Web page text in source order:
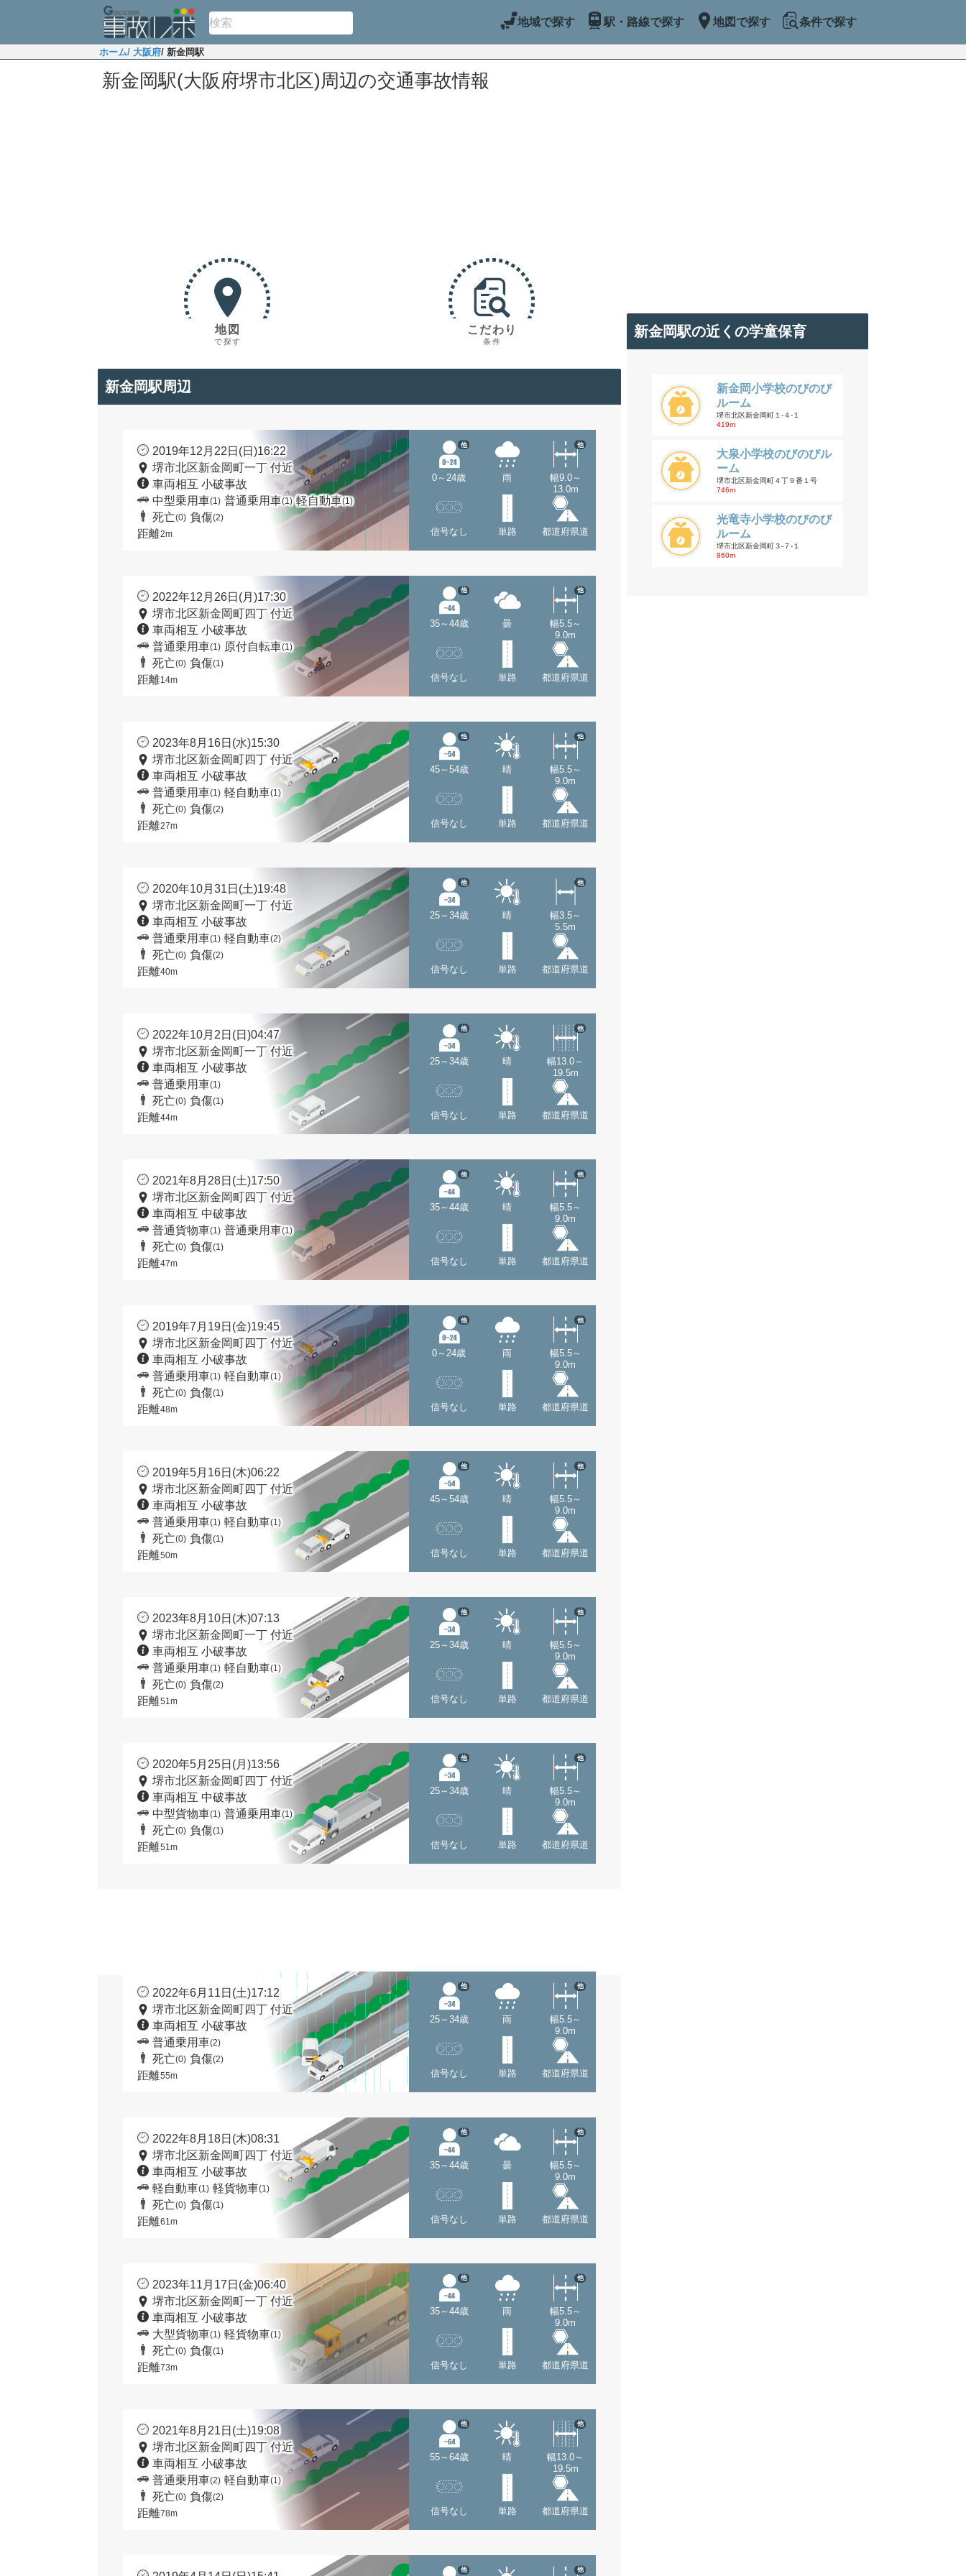
地域で探す 駅・路線で探す 地図で探す 条件で探す
ホーム/ 大阪府/ 新金岡駅
新金岡駅(大阪府堺市北区)周辺の交通事故情報
地図
で探す
こだわり
条件
新金岡駅周辺
2019年12月22日(日)16:22
堺市北区新金岡町一丁 付近
車両相互 小破事故
中型乗用車(1) 普通乗用車(1) 軽自動車(1)
死亡(0) 負傷(2)
距離2m
0～24歳
他
雨
幅9.0～
13.0m
他
信号なし 単路 都道府県道
2022年12月26日(月)17:30
堺市北区新金岡町四丁 付近
車両相互 小破事故
普通乗用車(1) 原付自転車(1)
死亡(0) 負傷(1)
距離14m
35～44歳
他
曇
幅5.5～
9.0m
他
信号なし 単路 都道府県道
2023年8月16日(水)15:30
堺市北区新金岡町四丁 付近
車両相互 小破事故
普通乗用車(1) 軽自動車(1)
死亡(0) 負傷(2)
距離27m
45～54歳
他
晴
幅5.5～
9.0m
他
信号なし 単路 都道府県道
2020年10月31日(土)19:48
堺市北区新金岡町一丁 付近
車両相互 小破事故
普通乗用車(1) 軽自動車(2)
死亡(0) 負傷(2)
距離40m
25～34歳
他
晴
幅3.5～
5.5m
他
信号なし 単路 都道府県道
2022年10月2日(日)04:47
堺市北区新金岡町一丁 付近
車両相互 小破事故
普通乗用車(1)
死亡(0) 負傷(1)
距離44m
25～34歳
他
晴
幅13.0～
19.5m
他
信号なし 単路 都道府県道
2021年8月28日(土)17:50
堺市北区新金岡町四丁 付近
車両相互 中破事故
普通貨物車(1) 普通乗用車(1)
死亡(0) 負傷(1)
距離47m
35～44歳
他
晴
幅5.5～
9.0m
他
信号なし 単路 都道府県道
2019年7月19日(金)19:45
堺市北区新金岡町四丁 付近
車両相互 小破事故
普通乗用車(1) 軽自動車(1)
死亡(0) 負傷(1)
距離48m
0～24歳
他
雨
幅5.5～
9.0m
他
信号なし 単路 都道府県道
2019年5月16日(木)06:22
堺市北区新金岡町四丁 付近
車両相互 小破事故
普通乗用車(1) 軽自動車(1)
死亡(0) 負傷(1)
距離50m
45～54歳
他
晴
幅5.5～
9.0m
他
信号なし 単路 都道府県道
2023年8月10日(木)07:13
堺市北区新金岡町一丁 付近
車両相互 小破事故
普通乗用車(1) 軽自動車(1)
死亡(0) 負傷(2)
距離51m
25～34歳
他
晴
幅5.5～
9.0m
他
信号なし 単路 都道府県道
2020年5月25日(月)13:56
堺市北区新金岡町四丁 付近
車両相互 中破事故
中型貨物車(1) 普通乗用車(1)
死亡(0) 負傷(1)
距離51m
25～34歳
他
晴
幅5.5～
9.0m
他
信号なし 単路 都道府県道
2022年6月11日(土)17:12
堺市北区新金岡町四丁 付近
車両相互 小破事故
普通乗用車(2)
死亡(0) 負傷(2)
距離55m
25～34歳
他
雨
幅5.5～
9.0m
他
信号なし 単路 都道府県道
2022年8月18日(木)08:31
堺市北区新金岡町四丁 付近
車両相互 小破事故
軽自動車(1) 軽貨物車(1)
死亡(0) 負傷(1)
距離61m
35～44歳
他
曇
幅5.5～
9.0m
他
信号なし 単路 都道府県道
2023年11月17日(金)06:40
堺市北区新金岡町一丁 付近
車両相互 小破事故
大型貨物車(1) 軽貨物車(1)
死亡(0) 負傷(1)
距離73m
35～44歳
他
雨
幅5.5～
9.0m
他
信号なし 単路 都道府県道
2021年8月21日(土)19:08
堺市北区新金岡町四丁 付近
車両相互 小破事故
普通乗用車(2) 軽自動車(1)
死亡(0) 負傷(2)
距離78m
55～64歳
他
晴
幅13.0～
19.5m
他
信号なし 単路 都道府県道
他 他
新金岡駅の近くの学童保育
新金岡小学校のびのび
ルーム
堺市北区新金岡町１-４-１
419m
大泉小学校のびのびル
ーム
堺市北区新金岡町４丁９番１号
746m
光竜寺小学校のびのび
ルーム
堺市北区新金岡町３-７-１
860m